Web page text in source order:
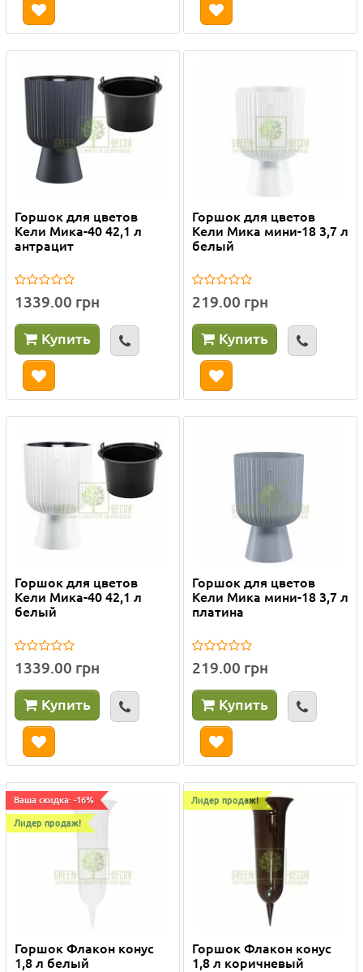
Горшок для цветов
Кели Мика-40 42,1 л
антрацит
1339.00 грн
Купить
Горшок для цветов
Кели Мика мини-18 3,7 л
белый
219.00 грн
Купить
Горшок для цветов
Кели Мика-40 42,1 л
белый
1339.00 грн
Купить
Горшок для цветов
Кели Мика мини-18 3,7 л
платина
219.00 грн
Купить
Ваша скидка: -16%
Лидер продаж!
Горшок Флакон конус
1,8 л белый
Лидер продаж!
Горшок Флакон конус
1,8 л коричневый